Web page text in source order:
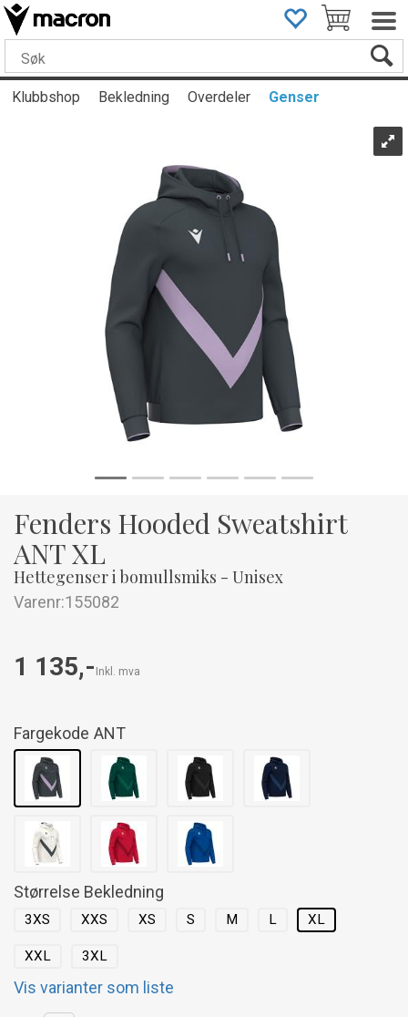
Klubbshop Bekledning Overdeler Genser
Fenders Hooded Sweatshirt
ANT XL
Hettegenser i bomullsmiks - Unisex
Varenr:155082
1 135,- Inkl. mva
Fargekode ANT
Størrelse Bekledning
3XS XXS XS S M L XL
XXL 3XL
Vis varianter som liste